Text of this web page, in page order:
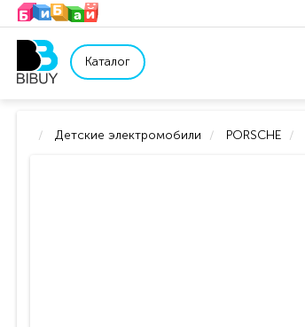
Каталог
Детские электромобили PORSCHE